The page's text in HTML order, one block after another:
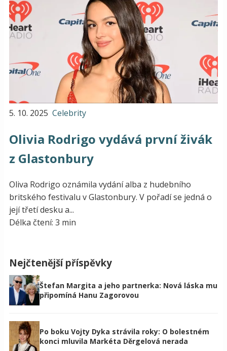
5. 10. 2025 Celebrity
Olivia Rodrigo vydává první živák
z Glastonbury
Oliva Rodrigo oznámila vydání alba z hudebního
britského festivalu v Glastonbury. V pořadí se jedná o
její třetí desku a...
Délka čtení: 3 min
Nejčtenější příspěvky
Štefan Margita a jeho partnerka: Nová láska mu
připomíná Hanu Zagorovou
Po boku Vojty Dyka strávila roky: O bolestném
konci mluvila Markéta Děrgelová nerada